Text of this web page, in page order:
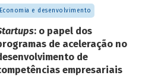
Economia e desenvolvimento
: o papel dos
de aceleração no
de
empresariais